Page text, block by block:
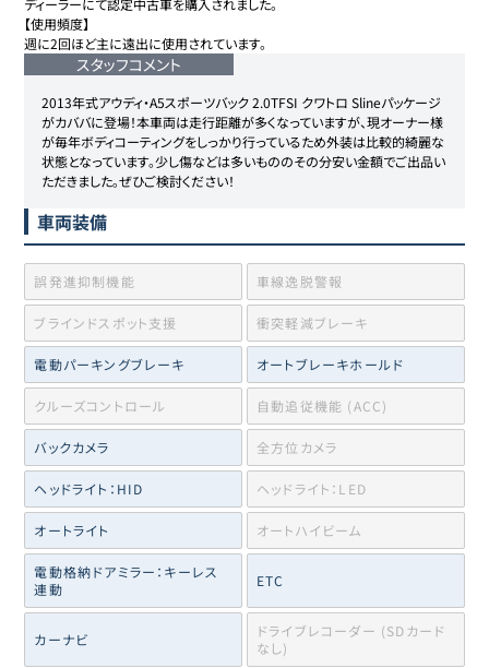
【使用頻度】
スタッフコメント
2013年式アウディ・A5スポーツバック 2.0TFSI クワトロ Slineパッケージ
がカババに登場！本車両は走行距離が多くなっていますが、現オーナー様
が毎年ボディコーティングをしっかり行っているため外装は比較的綺麗な
状態となっています。少し傷などは多いもののその分安い金額でご出品い
ただきました｡ぜひご検討ください！
車両装備
誤発進抑制機能 車線逸脱警報
ブラインドスポット支援 衝突軽減ブレーキ
電動パーキングブレーキ オートブレーキホールド
クルーズコントロール 自動追従機能 (ACC)
バックカメラ 全方位カメラ
ヘッドライト：HID ヘッドライト：LED
オートライト オートハイビーム
電動格納ドアミラー：キーレス
連動
ETC
カーナビ
ドライブレコーダー (SDカード
なし)